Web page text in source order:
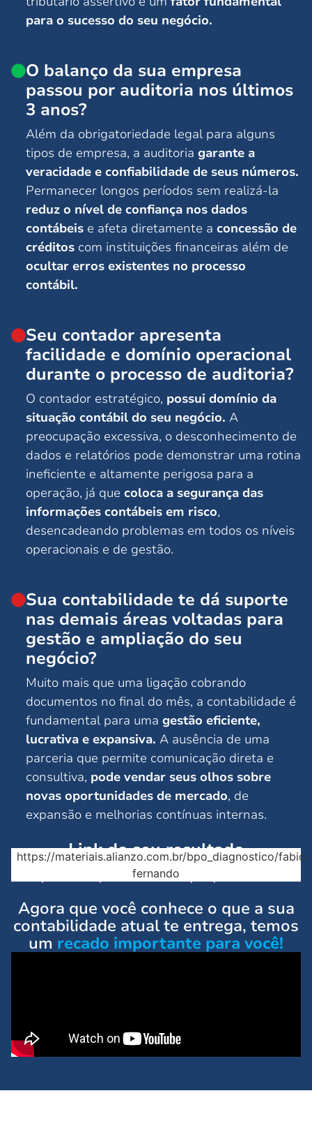
para o sucesso do seu negócio.
O balanço da sua empresa
passou por auditoria nos últimos
3 anos?
Além da obrigatoriedade legal para alguns
tipos de empresa, a auditoria garante a
veracidade e confiabilidade de seus números.
Permanecer longos períodos sem realizá-la
reduz o nível de confiança nos dados
contábeis e afeta diretamente a concessão de
créditos com instituições financeiras além de
ocultar erros existentes no processo
contábil.
Seu contador apresenta
facilidade e domínio operacional
durante o processo de auditoria?
O contador estratégico, possui domínio da
situação contábil do seu negócio. A
preocupação excessiva, o desconhecimento de
dados e relatórios pode demonstrar uma rotina
ineficiente e altamente perigosa para a
operação, já que coloca a segurança das
informações contábeis em risco,
desencadeando problemas em todos os níveis
operacionais e de gestão.
Sua contabilidade te dá suporte
nas demais áreas voltadas para
gestão e ampliação do seu
negócio?
Muito mais que uma ligação cobrando
documentos no final do mês, a contabilidade é
fundamental para uma gestão eficiente,
lucrativa e expansiva. A ausência de uma
parceria que permite comunicação direta e
consultiva, pode vendar seus olhos sobre
novas oportunidades de mercado, de
expansão e melhorias contínuas internas.
Link do seu resultado
https://materiais.alianzo.com.br/bpo_diagnostico/fabio-
fernando
Copie e salve para visualizar a qualquer momento
Agora que você conhece o que a sua
contabilidade atual te entrega, temos
um recado importante para você!